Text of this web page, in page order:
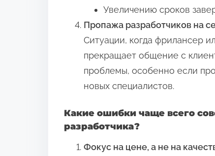
Увеличению сроков
Пропажа разработчиков на
Ситуации, когда фрилансер
прекращает общение с
проблемы, особенно если
новых специалистов.
Какие ошибки чаще всего
разработчика?
Фокус на цене, а не на